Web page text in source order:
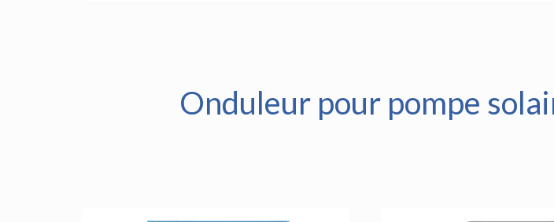
Onduleur pour pompe